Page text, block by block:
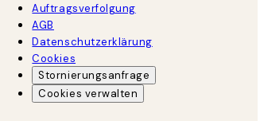
Auftragsverfolgung
AGB
Datenschutzerklärung
Cookies
Stornierungsanfrage
Cookies verwalten